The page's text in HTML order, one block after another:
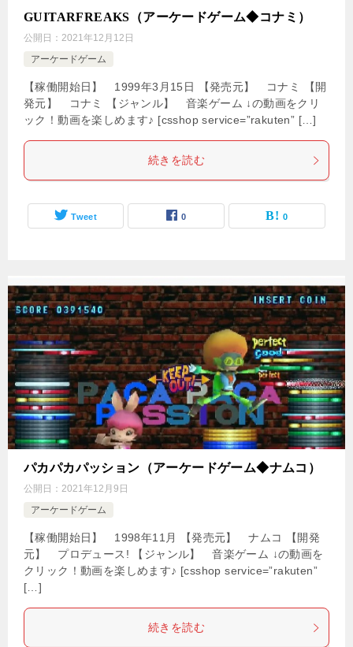
GUITARFREAKS（アーケードゲーム◆コナミ）
公開日： 2021年12月12日
アーケードゲーム
【稼働開始日】 1999年3月15日 【発売元】 コナミ 【開
発元】 コナミ 【ジャンル】 音楽ゲーム ↓の動画をクリ
ック！動画を楽しめます♪ [csshop service=”rakuten” […]
続きを読む
Tweet 0 0
パカパカパッション（アーケードゲーム◆ナムコ）
公開日： 2021年12月9日
アーケードゲーム
【稼働開始日】 1998年11月 【発売元】 ナムコ 【開発
元】 プロデュース! 【ジャンル】 音楽ゲーム ↓の動画を
クリック！動画を楽しめます♪ [csshop service=”rakuten”
[…]
続きを読む